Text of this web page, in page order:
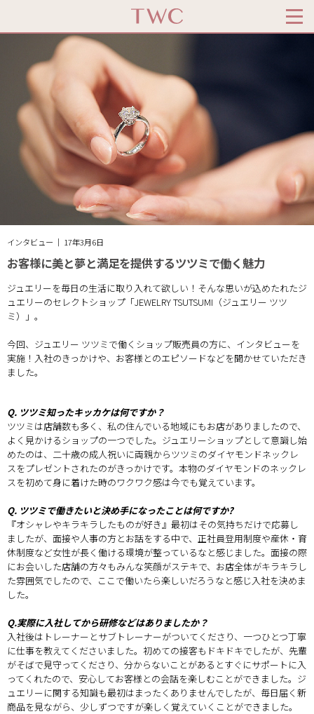
インタビュー ｜ 17年3月6日
お客様に美と夢と満足を提供するツツミで働く魅力
ジュエリーを毎日の生活に取り入れて欲しい！そんな思いが込めたれたジ
ュエリーのセレクトショップ「JEWELRY TSUTSUMI（ジュエリー ツツ
ミ）」。
今回、ジュエリー ツツミで働くショップ販売員の方に、インタビューを
実施！入社のきっかけや、お客様とのエピソードなどを聞かせていただき
ました。
Q. ツツミ知ったキッカケは何ですか？
ツツミは店舗数も多く、私の住んでいる地域にもお店がありましたので、
よく見かけるショップの一つでした。ジュエリーショップとして意識し始
めたのは、二十歳の成人祝いに両親からツツミのダイヤモンドネックレ
スをプレゼントされたのがきっかけです。本物のダイヤモンドのネックレ
スを初めて身に着けた時のワクワク感は今でも覚えています。
Q. ツツミで働きたいと決め手になったことは何ですか?
『オシャレやキラキラしたものが好き』最初はその気持ちだけで応募し
ましたが、面接や人事の方とお話をする中で、正社員登用制度や産休・育
休制度など女性が長く働ける環境が整っているなと感じました。面接の際
にお会いした店舗の方々もみんな笑顔がステキで、お店全体がキラキラし
た雰囲気でしたので、ここで働いたら楽しいだろうなと感じ入社を決めま
した。
Q.実際に入社してから研修などはありましたか？
入社後はトレーナーとサブトレーナーがついてくださり、一つひとつ丁寧
に仕事を教えてくださいました。初めての接客もドキドキでしたが、先輩
がそばで見守ってくださり、分からないことがあるとすぐにサポートに入
ってくれたので、安心してお客様との会話を楽しむことができました。ジ
ュエリーに関する知識も最初はまったくありませんでしたが、毎日届く新
商品を見ながら、少しずつですが楽しく覚えていくことができました。